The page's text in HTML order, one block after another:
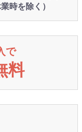
時を除く）
で
料